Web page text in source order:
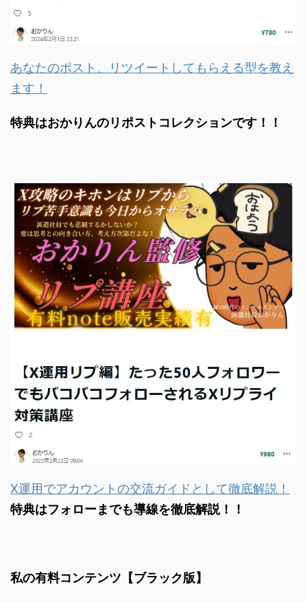
あなたのポスト、リツイートしてもらえる型を教え
ます！
特典はおかりんのリポストコレクションです！！
X運用でアカウントの交流ガイドとして徹底解説！
特典はフォローまでも導線を徹底解説！！
私の有料コンテンツ【ブラック版】